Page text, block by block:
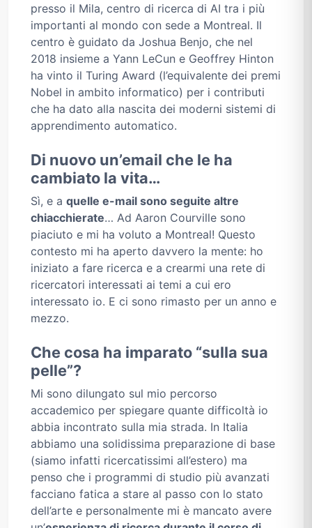
presso il Mila, centro di ricerca di AI tra i più
importanti al mondo con sede a Montreal. Il
centro è guidato da Joshua Benjo, che nel
2018 insieme a Yann LeCun e Geoffrey Hinton
ha vinto il Turing Award (l’equivalente dei premi
Nobel in ambito informatico) per i contributi
che ha dato alla nascita dei moderni sistemi di
apprendimento automatico.
Di nuovo un’email che le ha
cambiato la vita…
Sì, e a quelle e-mail sono seguite altre
chiacchierate… Ad Aaron Courville sono
piaciuto e mi ha voluto a Montreal! Questo
contesto mi ha aperto davvero la mente: ho
iniziato a fare ricerca e a crearmi una rete di
ricercatori interessati ai temi a cui ero
interessato io. E ci sono rimasto per un anno e
mezzo.
Che cosa ha imparato “sulla sua
pelle”?
Mi sono dilungato sul mio percorso
accademico per spiegare quante difficoltà io
abbia incontrato sulla mia strada. In Italia
abbiamo una solidissima preparazione di base
(siamo infatti ricercatissimi all’estero) ma
penso che i programmi di studio più avanzati
facciano fatica a stare al passo con lo stato
dell’arte e personalmente mi è mancato avere